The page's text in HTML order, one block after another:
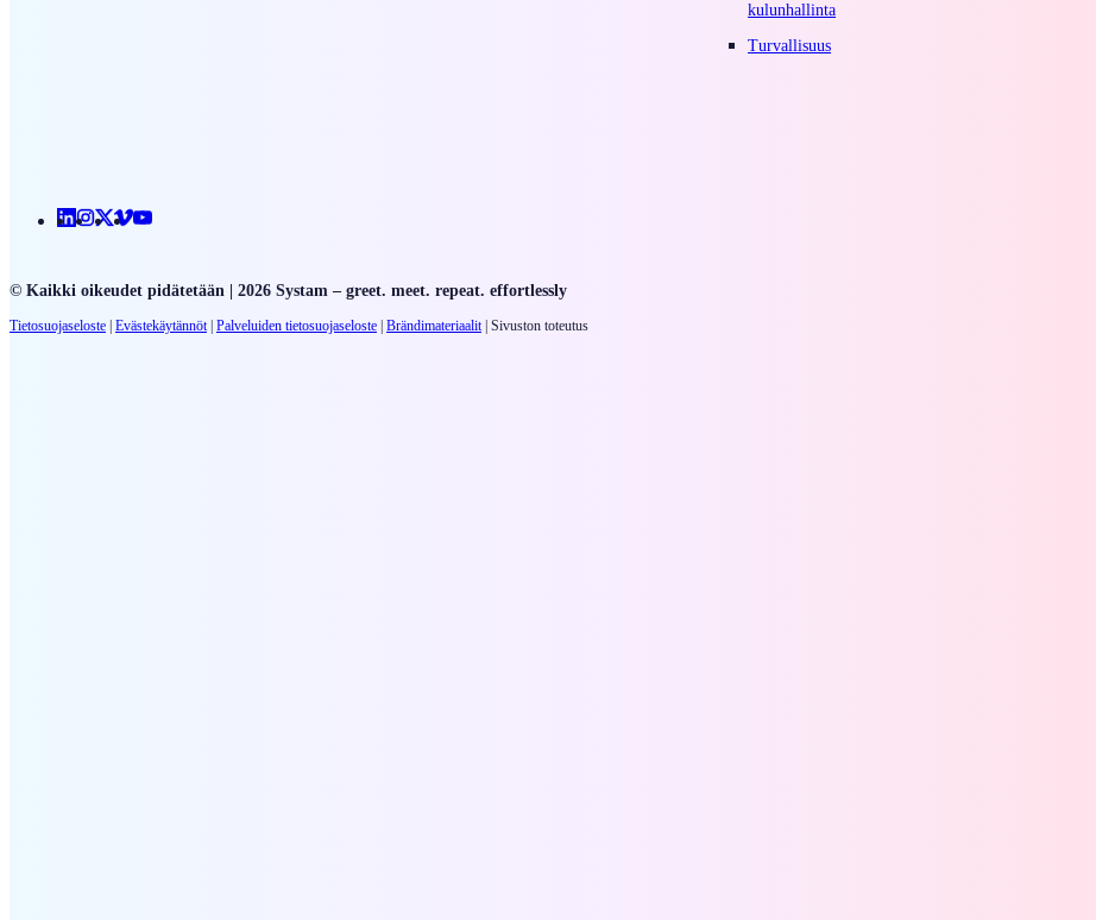
kulunhallinta
Turvallisuus
Linkedin
Instagram
X VimeoYoutube
© Kaikki oikeudet pidätetään | 2026 Systam – greet. meet. repeat. effortlessly
Tietosuojaseloste Evästekäytännöt| Palveluiden tietosuojaseloste Brändimateriaalit| Sivuston toteutus